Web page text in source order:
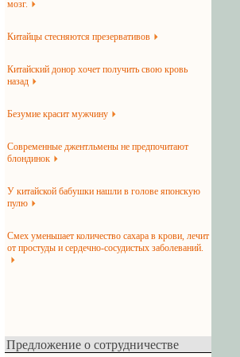
мозг.
Китайцы стесняются презервативов
Китайский донор хочет получить свою кровь
назад
Безумие красит мужчину
Современные джентльмены не предпочитают
блондинок
У китайской бабушки нашли в голове японскую
пулю
Смех уменьшает количество сахара в крови, лечит
от простуды и сердечно-сосудистых заболеваний.
Предложение о сотрудничестве